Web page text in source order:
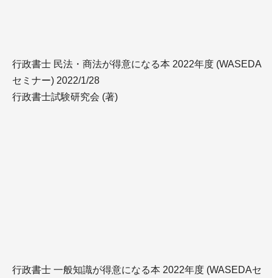
行政書士 民法・商法が得意になる本 2022年度 (WASEDA
セミナー) 2022/1/28
行政書士試験研究会 (著)
行政書士 一般知識が得意になる本 2022年度 (WASEDAセ